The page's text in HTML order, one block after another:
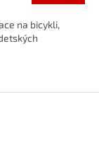
na bicykli,